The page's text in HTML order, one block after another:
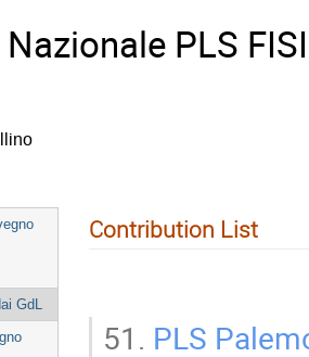
PLS
GdL
Contribution List
51. PLS